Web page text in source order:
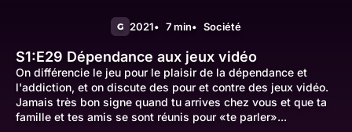
G 2021 7 min Société
S1:E29 Dépendance aux jeux vidéo
On différencie le jeu pour le plaisir de la dépendance et
l'addiction, et on discute des pour et contre des jeux vidéo.
Jamais très bon signe quand tu arrives chez vous et que ta
famille et tes amis se sont réunis pour «te parler»...